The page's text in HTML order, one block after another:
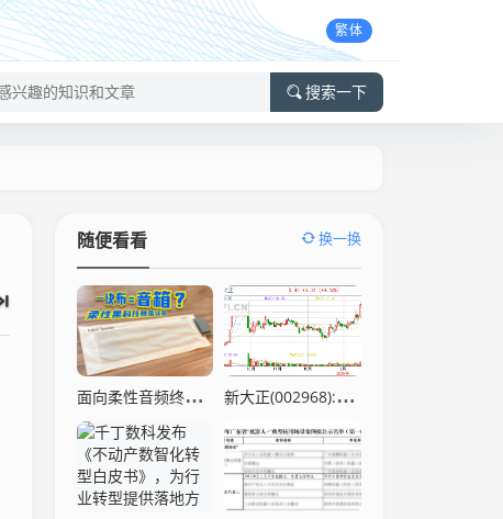
繁体
搜索一下
随便看看 换一换
面向柔性音频终端的时钟选型参考——SJK 温补晶振（TCXO）32.768kHz–125MHz 新大正(002968):第三届董事会第十七次会议决议